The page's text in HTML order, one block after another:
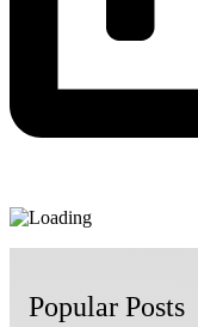
Popular Posts